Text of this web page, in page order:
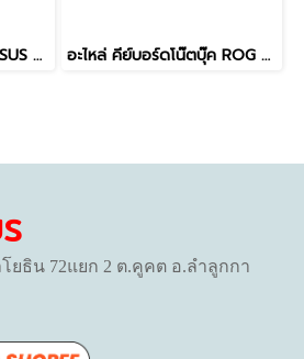
อะไหล่คีย์บอร์ดโน๊ตบุ๊ค ASUS ROG Zephyrus G14 (GA402 Series) มีไฟ RGB/Backlight ตรงรุ่น อะไหล่ คีย์บอร์ดโน๊ตบุ๊ค ROG Strix SCAR 18 (ปี 2024) ตรงรุ่น G834 / G834J / G834JY / G834JZ มีไฟ Per-Key RGB Backlit
โยธิน 72แยก 2 ต.คูคต อ.ลำลูกกา